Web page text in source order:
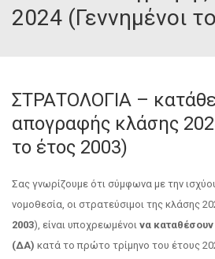
2024 (Γεννημένοι
ΣΤΡΑΤΟΛΟΓΙΑ –
απογραφής κλάσης
το έτος 2003)
Σας γνωρίζουμε ότι σύμφωνα με την
νομοθεσία, οι στρατεύσιμοι της κλάσης
2003), είναι υποχρεωμένοι να
(ΔΑ) κατά το πρώτο τρίμηνο του έτους